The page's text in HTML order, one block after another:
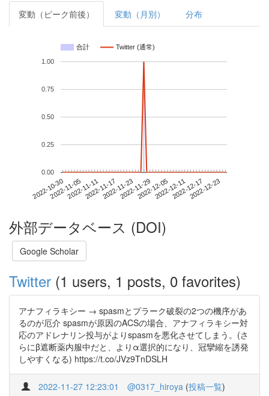
変動（ピーク前後） 変動（月別） 分布
合計 Twitter (通常)
2022-10-302022-11-052022-11-112022-11-172022-11-232022-11-292022-12-052022-12-112022-12-172022-12-23
0.00
0.25
0.50
0.75
1.00
外部データベース (DOI)
Google Scholar
Twitter (1 users, 1 posts, 0 favorites)
アナフィラキシー → spasmとプラーク破裂の2つの機序があ
るのが厄介 spasmが原因のACSの場合、アナフィラキシー対
応のアドレナリン投与がよりspasmを悪化させてしまう。(さ
らにβ遮断薬内服中だと、よりα選択的になり、冠攣縮を誘発
しやすくなる) https://t.co/JVz9TnDSLH
2022-11-27 12:23:01 @0317_hiroya (投稿一覧)